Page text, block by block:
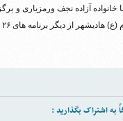
آزاده نجف ورمزیاری و
به اشتراک بگذارید :